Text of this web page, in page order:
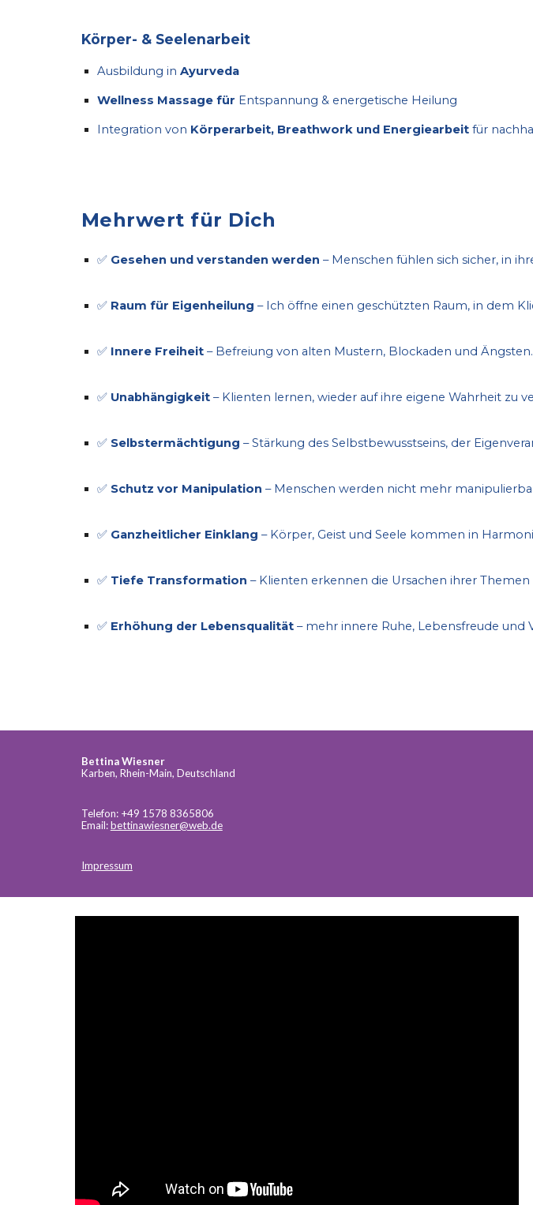
Körper- & Seelenarbeit
Ausbildung in Ayurveda
Wellness Massage für Entspannung & energetische Heilung
Integration von Körperarbeit, Breathwork und Energiearbeitfür
Mehrwert für Dich
✅ Gesehen und verstanden werden – Menschen fühlen sich sicher, in
✅ Raum für Eigenheilung – Ich öffne einen geschützten Raum, in dem
✅ Innere Freiheit– Befreiung von alten Mustern, Blockaden und Ängsten.
✅ Unabhängigkeit– Klienten lernen, wieder auf ihre eigene Wahrheit zu
✅ Selbstermächtigung – Stärkung des Selbstbewusstseins, der
✅ Schutz vor Manipulation – Menschen werden nicht mehr
✅ Ganzheitlicher Einklang – Körper, Geist und Seele kommen in
✅ Tiefe Transformation – Klienten erkennen die Ursachen ihrer
✅ Erhöhung der Lebensqualität– mehr innere Ruhe, Lebensfreude
Bettina Wiesner
Karben, Rhein-Main, Deutschland
Telefon: +49 1578 8365806
Email:bettinawiesner@web.de
Impressum